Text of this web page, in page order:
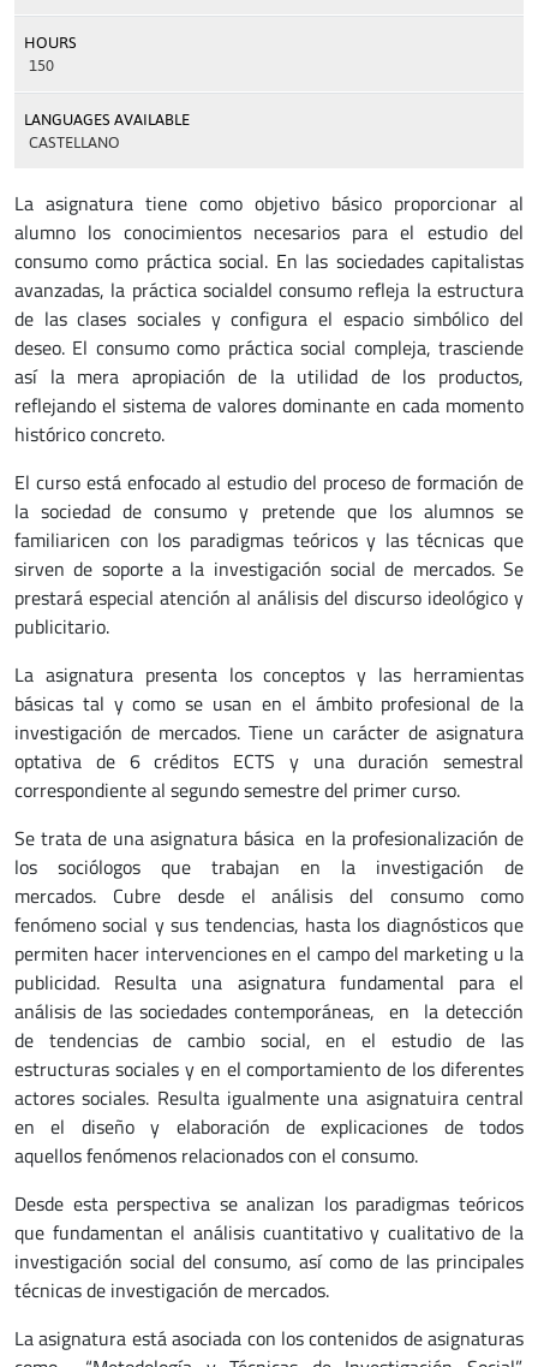
HOURS
150
LANGUAGES AVAILABLE
CASTELLANO
La asignatura tiene como objetivo básico proporcionar al
alumno los conocimientos necesarios para el estudio del
consumo como práctica social. En las sociedades capitalistas
avanzadas, la práctica socialdel consumo refleja la estructura
de las clases sociales y configura el espacio simbólico del
deseo. El consumo como práctica social compleja, trasciende
así la mera apropiación de la utilidad de los productos,
reflejando el sistema de valores dominante en cada momento
histórico concreto.
El curso está enfocado al estudio del proceso de formación de
la sociedad de consumo y pretende que los alumnos se
familiaricen con los paradigmas teóricos y las técnicas que
sirven de soporte a la investigación social de mercados. Se
prestará especial atención al análisis del discurso ideológico y
publicitario.
La asignatura presenta los conceptos y las herramientas
básicas tal y como se usan en el ámbito profesional de la
investigación de mercados. Tiene un carácter de asignatura
optativa de 6 créditos ECTS y una duración semestral
correspondiente al segundo semestre del primer curso.
Se trata de una asignatura básica en la profesionalización de
los sociólogos que trabajan en la investigación de
mercados. Cubre desde el análisis del consumo como
fenómeno social y sus tendencias, hasta los diagnósticos que
permiten hacer intervenciones en el campo del marketing u la
publicidad. Resulta una asignatura fundamental para el
análisis de las sociedades contemporáneas, en la detección
de tendencias de cambio social, en el estudio de las
estructuras sociales y en el comportamiento de los diferentes
actores sociales. Resulta igualmente una asignatuira central
en el diseño y elaboración de explicaciones de todos
aquellos fenómenos relacionados con el consumo.
Desde esta perspectiva se analizan los paradigmas teóricos
que fundamentan el análisis cuantitativo y cualitativo de la
investigación social del consumo, así como de las principales
técnicas de investigación de mercados.
La asignatura está asociada con los contenidos de asignaturas